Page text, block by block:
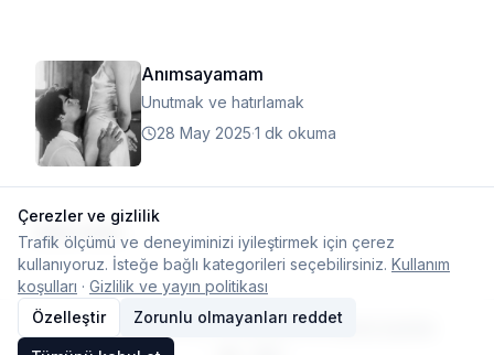
Anımsayamam
Unutmak ve hatırlamak
28 May 2025·1 dk okuma
Daha fazla
© 2026 TypelishAna SayfaEkipİletişimÇerez ayarları
Çerezler ve gizlilik
Trafik ölçümü ve deneyiminizi iyileştirmek için çerez
kullanıyoruz. İsteğe bağlı kategorileri seçebilirsiniz. Kullanım
koşulları · Gizlilik ve yayın politikası
Özelleştir
Zorunlu olmayanları reddet